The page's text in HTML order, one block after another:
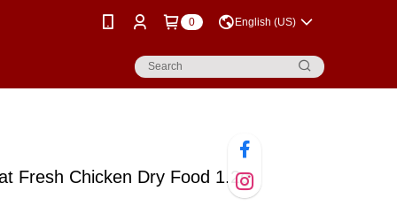
0 English (US)
Fresh Chicken Dry Food 1.2g